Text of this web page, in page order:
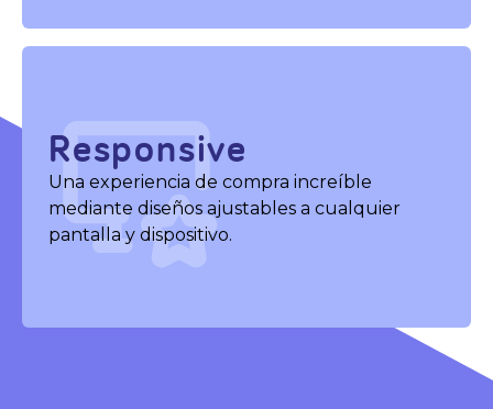
Responsive
Una experiencia de compra increíble
mediante diseños ajustables a cualquier
pantalla y dispositivo.